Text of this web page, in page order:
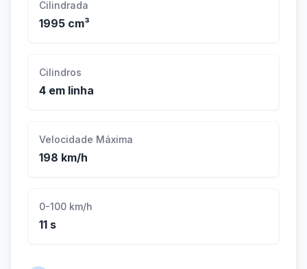
Cilindrada
1995 cm³
Cilindros
4 em linha
Velocidade Máxima
198 km/h
0-100 km/h
11 s